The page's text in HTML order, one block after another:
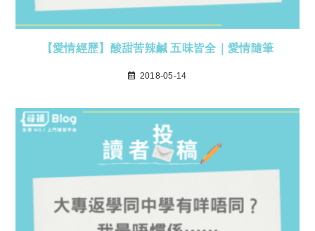
【愛情經歷】酸甜苦辣鹹 五味皆全｜愛情隨筆
2018-05-14